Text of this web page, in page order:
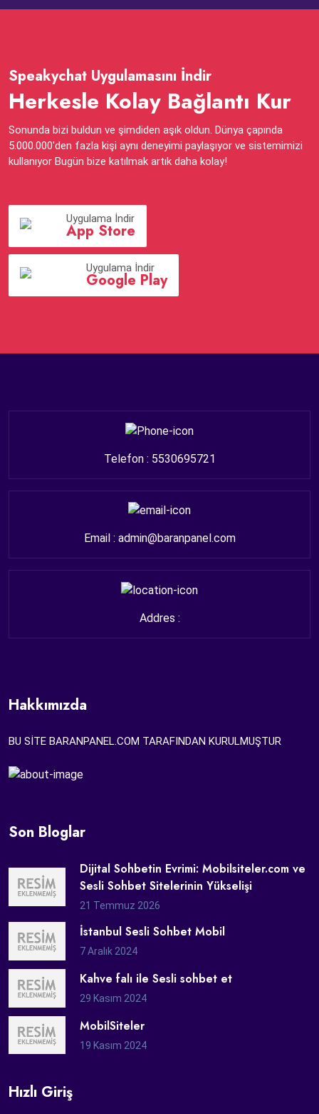
Speakychat Uygulamasını İndir
Herkesle Kolay Bağlantı Kur
Sonunda bizi buldun ve şimdiden aşık oldun. Dünya çapında
5.000.000'den fazla kişi aynı deneyimi paylaşıyor ve sistemimizi
kullanıyor Bugün bize katılmak artık daha kolay!
Uygulama İndir
App Store
Uygulama İndir
Google Play
Telefon : 5530695721
Email : admin@baranpanel.com
Addres :
Hakkımızda
BU SİTE BARANPANEL.COM TARAFINDAN KURULMUŞTUR
Son Bloglar
Dijital Sohbetin Evrimi: Mobilsiteler.com ve
Sesli Sohbet Sitelerinin Yükselişi
21 Temmuz 2026
İstanbul Sesli Sohbet Mobil
7 Aralık 2024
Kahve falı ile Sesli sohbet et
29 Kasım 2024
MobilSiteler
19 Kasım 2024
Hızlı Giriş